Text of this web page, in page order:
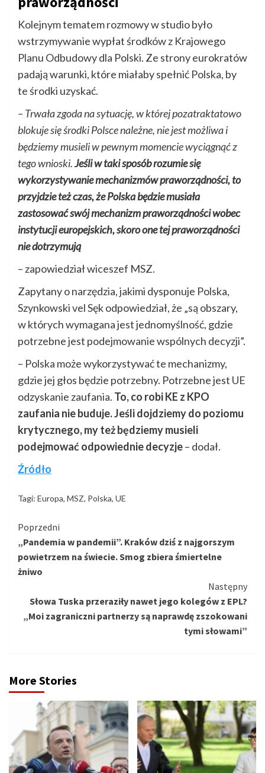
Kolejnym tematem rozmowy w studio było
wstrzymywanie wypłat środków z Krajowego
Planu Odbudowy dla Polski. Ze strony eurokratów
padają warunki, które miałaby spełnić Polska, by
te środki uzyskać.
– Trwała zgoda na sytuację, w której pozatraktatowo
blokuje się środki Polsce należne, nie jest możliwa i
będziemy musieli w pewnym momencie wyciągnąć z
tego wnioski.Jeśli w taki sposób rozumie się
wykorzystywanie mechanizmów praworządności, to
przyjdzie też czas, że Polska będzie musiała
zastosować swój mechanizm praworządności wobec
instytucji europejskich, skoro one tej praworządności
nie dotrzymują
– zapowiedział wiceszef MSZ.
Zapytany o narzędzia, jakimi dysponuje Polska,
Szynkowski vel Sęk odpowiedział, że „są obszary,
w których wymagana jest jednomyślność, gdzie
potrzebne jest podejmowanie wspólnych decyzji”.
– Polska może wykorzystywać te mechanizmy,
gdzie jej głos będzie potrzebny. Potrzebne jest UE
odzyskanie zaufania. To, co robi KE z KPO
zaufania nie buduje. Jeśli dojdziemy do poziomu
krytycznego, my też będziemy musieli
podejmować odpowiednie decyzje– dodał.
Źródło
Tagi: Europa, MSZ, Polska, UE
Kontynuuj
czytanie
Poprzedni
„Pandemia w pandemii”. Kraków dziś z najgorszym
powietrzem na świecie. Smog zbiera śmiertelne
żniwo
Następny
Słowa Tuska przeraziły nawet jego kolegów z EPL?
„Moi zagraniczni partnerzy są naprawdę zszokowani
tymi słowami”
More Stories